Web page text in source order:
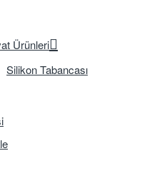
Ürünleri
Silikon Tabancası